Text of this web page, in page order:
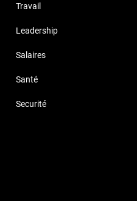
Travail
Leadership
Salaires
Santé
Securité